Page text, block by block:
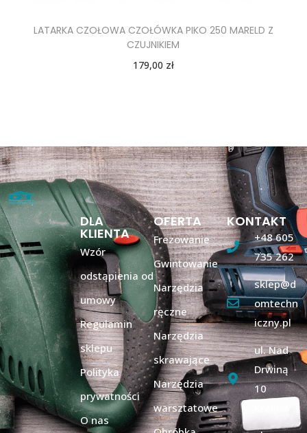
LATARKA CZOŁOWA CZOŁÓWKA PIKO 250 MARELD Z
CZUJNIKIEM
179,00 zł
DLA
KLIENTA
Wzór
odstąpienia od
umowy
Regulamin
sklepu
Polityka
prywatności
O nas
OFERTA
Frezowanie
Gwintowanie
Narzędzia
ręczne
Narzędzia
skrawające
Narzędzia
warsztatowe
KONTAKT
+48 605
735 262
sklep@d
omtechn
iczny.pl
ul. Nad
Drwiną
10